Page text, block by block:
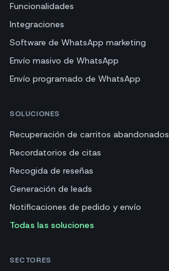
Funcionalidades
Integraciones
Software de WhatsApp marketing
Envío masivo de WhatsApp
Envío programado de WhatsApp
SOLUCIONES
Recuperación de carritos abandonados
Recordatorios de citas
Recogida de reseñas
Generación de leads
Notificaciones de pedido y envío
Todas las soluciones
SECTORES